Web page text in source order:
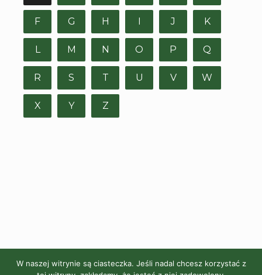
F G H J K
L M N O P Q
R S T U V W
X Y Z
W naszej witrynie są ciasteczka. Jeśli nadal chcesz korzystać z